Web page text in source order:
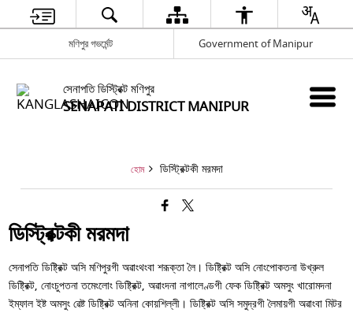
মণিপুর গভর্মেন্ট Government of Manipur
সেনাপতি ডিস্ট্রিক্ট মণিপুর
SENAPATI DISTRICT MANIPUR
হোম ডিস্ট্রিক্টকী মরমদা
ডিস্ট্রিক্টকী মরমদা
সেনাপতি ডিষ্ট্রিক্ট অসি মণিপুরগী অৱাংথংবা শরূক্তা লৈ। ডিষ্ট্রিক্ট অসি নোংপোকতনা উখ্রুল
ডিষ্ট্রিক্ট, নোংচুপতনা তমেংলোং ডিষ্ট্রিক্ট, অৱাংদনা নাগালেণ্ডগী ফেক ডিষ্ট্রিক্ট অমসুং খারোমদনা
ইম্ফাল ইষ্ট অমসুং ৱেষ্ট ডিষ্ট্রিক্ট অনিনা কোয়শিল্লী। ডিষ্ট্রিক্ট অসি সমুদ্রগী লৈমায়গী অৱাংবা মিটর